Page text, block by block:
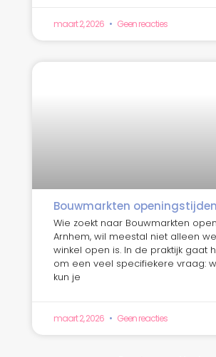
maart 2, 2026 Geen reacties
Bouwmarkten
Wie zoekt naar Bouwmarkten
Arnhem, wil meestal niet alleen
winkel open is. In de praktijk gaat
om een veel specifiekere vraag:
kun je
maart 2, 2026 Geen reacties